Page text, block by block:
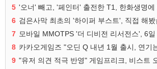
5 '오너' 빼고, '페인터' 출전한 T1, 한화생명에
6 검은사막 최초의 '하이퍼 부스트', 직접 해
7 모바일 MMOTPS '더 디비전 리서전스', 6
8 카카오게임즈 "오딘 Q 내년 1월 출시, 연기
9